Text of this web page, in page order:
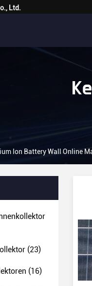
Ltd.
Ion Battery Wall Online
(23)
(16)